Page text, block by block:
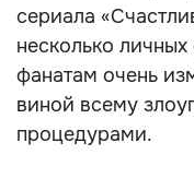
сериала
несколько
фанатам очень
виной всему
процедурами.